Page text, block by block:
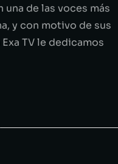
de las voces más
y con motivo de sus
TV le dedicamos